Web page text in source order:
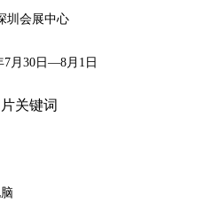
圳会展中心
7月30日—8月1日